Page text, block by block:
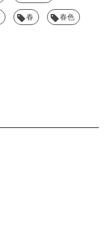
春 春色